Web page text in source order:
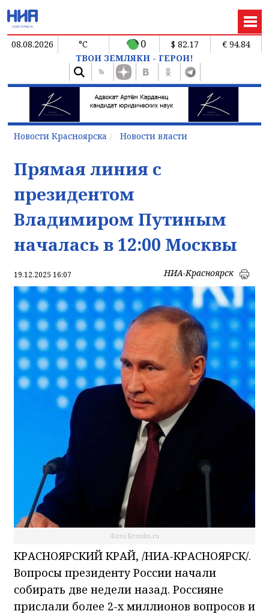
08.08.2026 °C 0 $ 82.17
€ 94.84
ТВОИ ЗЕМЛЯКИ - ГЕРОИ!
Новости Красноярска Новости власти
Прямая линия с
президентом
Владимиром Путиным
началась в 12:00 Москвы
19.12.2025 16:07 НИА-Красноярск
Фото Kremlin.ru
КРАСНОЯРСКИЙ КРАЙ, /НИА-КРАСНОЯРСК/.
Вопросы президенту России начали
собирать две недели назад. Россияне
прислали более 2-х миллионов вопросов и